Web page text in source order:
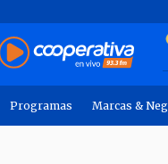
Programas Marcas &